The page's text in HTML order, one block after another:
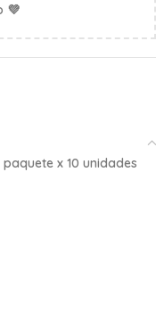
💜
x 10 unidades